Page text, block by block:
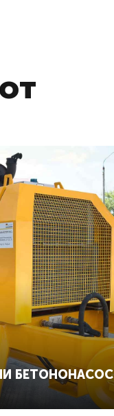
БЕТОНОНАСОС